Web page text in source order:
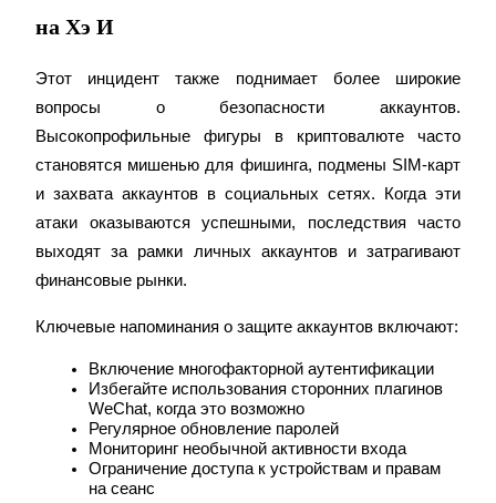
Изучите стейкинг
Bitrue
AI
Bitrue Партнеры
на Хэ И
Этот инцидент также поднимает более широкие
вопросы о безопасности аккаунтов.
Высокопрофильные фигуры в криптовалюте часто
становятся мишенью для фишинга, подмены SIM-карт
и захвата аккаунтов в социальных сетях. Когда эти
атаки оказываются успешными, последствия часто
выходят за рамки личных аккаунтов и затрагивают
финансовые рынки.
Ключевые напоминания о защите аккаунтов включают:
Включение многофакторной аутентификации
Избегайте использования сторонних плагинов
WeChat, когда это возможно
Регулярное обновление паролей
Мониторинг необычной активности входа
Ограничение доступа к устройствам и правам
на сеанс